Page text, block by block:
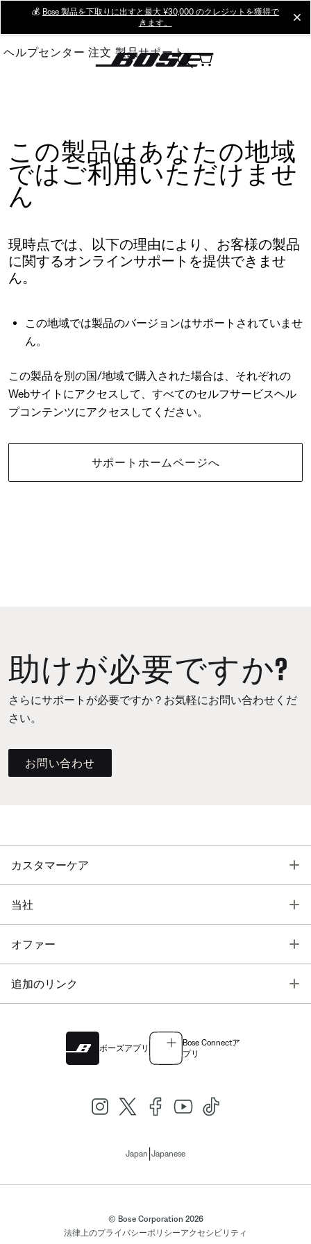
Main
💰 Bose 製品を下取りに出すと最大 ¥30,000 のクレジットを獲得で
きます。
ヘルプセンター 注文 製品サポート
この製品はあなたの地域
ではご利用いただけませ
ん
現時点では、以下の理由により、お客様の製品
に関するオンラインサポートを提供できませ
ん。
この地域では製品のバージョンはサポートされていませ
ん。
この製品を別の国/地域で購入された場合は、それぞれの
Webサイトにアクセスして、すべてのセルフサービスヘル
プコンテンツにアクセスしてください。
サポートホームページへ
助けが必要ですか?
さらにサポートが必要ですか？お気軽にお問い合わせくだ
さい。
お問い合わせ
カスタマーケア
当社
オファー
追加のリンク
ボーズアプリ
Bose Connectア
プリ
Japan Japanese
© Bose Corporation 2026
法律上のプライバシーポリシーアクセシビリティ